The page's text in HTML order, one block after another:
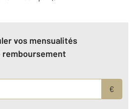
vos mensualités
remboursement
€